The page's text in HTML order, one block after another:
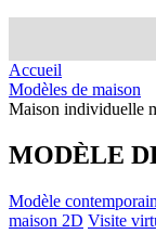
Accueil
Modèles de maison
Maison individuelle
MODÈLE
Modèle contemporain
maison 2D Visite